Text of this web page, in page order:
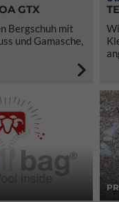
GTX
Bergschuh mit
und Gamasche,